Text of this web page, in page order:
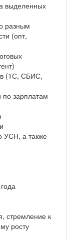
выделенных
разным
(опт,
(1С, СБИС,
по зарплатам
УСН, а также
стремление к
росту